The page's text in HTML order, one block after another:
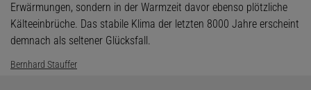
Erwärmungen, sondern in der Warmzeit davor ebenso plötzliche
Kälteeinbrüche. Das stabile Klima der letzten 8000 Jahre erscheint
demnach als seltener Glücksfall.
Bernhard Stauffer